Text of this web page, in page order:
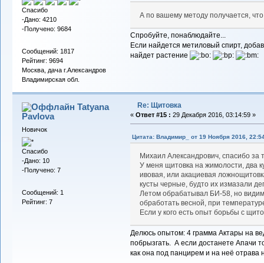
Спасибо
-Дано: 4210
-Получено: 9684
Сообщений: 1817
Рейтинг: 9694
Москва, дача г.Александров
Владимирская обл.
А по вашему методу получается,
Спробуйте, понаблюдайте...
Если найдется метиловый спирт,
найдет растение
Tatyana
Pavlova
Новичок
Спасибо
-Дано: 10
-Получено: 7
Сообщений: 1
Рейтинг: 7
Re: Щитовка
« Ответ #15 : 29 Декабря 2016, 03:14:59 »
Цитата: Владимир_ от 19 Ноября 2016,
Михаил Александрович, спасибо за
У меня щитовка на жимолости, два
ивовая, или акациевая
кусты черные, будто их измазали
Летом обрабатывал БИ-58, но
обработать весной, при
Если у кого есть опыт борьбы с
Делюсь опытом: 4 грамма Актары на
побрызгать. А если достанете Апачи
как она под панцирем и на неё отрава